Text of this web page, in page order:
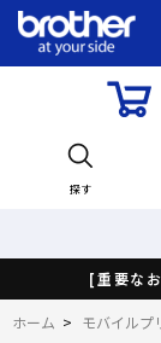
探す
[重要な
ホーム > モバイルプ